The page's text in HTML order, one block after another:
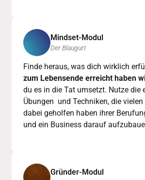
Mindset-Modul
Der Blaugurt
Finde heraus, was dich wirklich
zum Lebensende erreicht haben
du es in die Tat umsetzt. Nutze die
Übungen  und Techniken, die
dabei geholfen haben ihrer
und ein Business darauf
Gründer-Modul